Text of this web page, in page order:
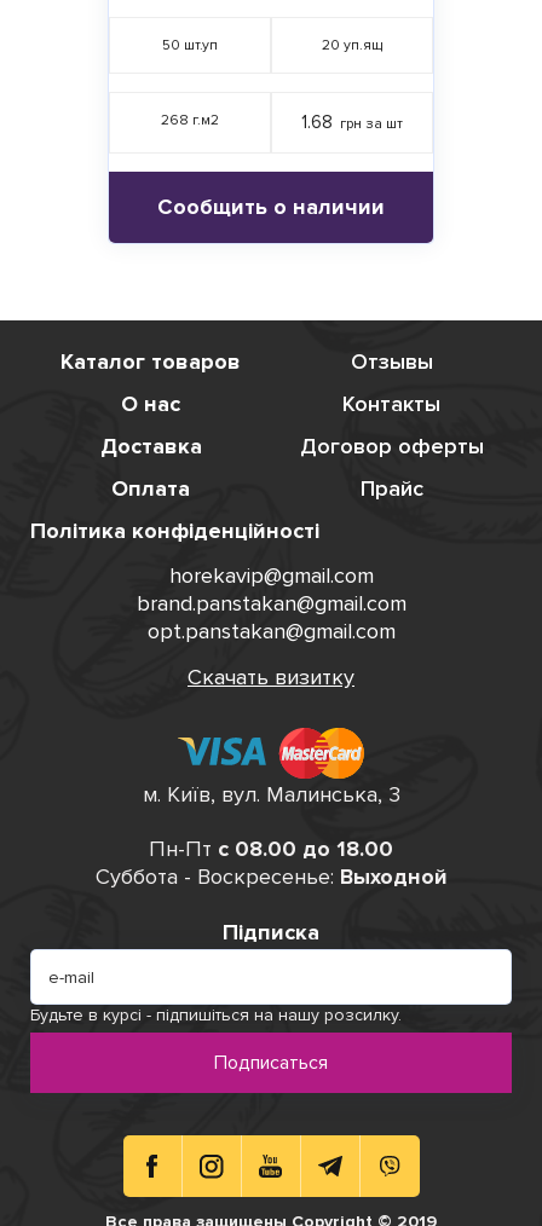
50 шт.уп 20 уп.ящ
268 г.м2 1.68 грн за шт
Сообщить о наличии
Пн-Пт с 08.00 до 18.00
Суббота - Воскресенье: Выходной
Все права защищены Copyright © 2019
Підписка
Будьте в курсі - підпишіться на нашу розсилку.
Подписаться
Каталог товаров
Отзывы
О нас
Контакты
Доставка
Договор оферты
Оплата
Прайс
Політика конфіденційності
horekavip@gmail.com
brand.panstakan@gmail.com
opt.panstakan@gmail.com
Скачать визитку
м. Київ, вул. Малинська, 3